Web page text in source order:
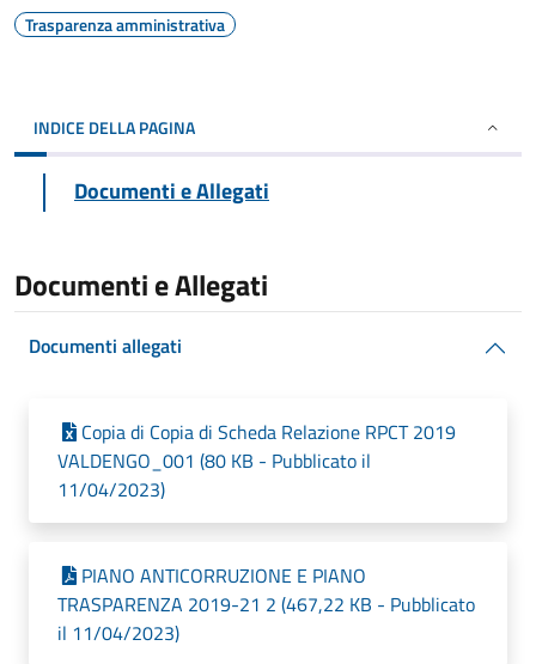
Trasparenza amministrativa
INDICE DELLA PAGINA
Documenti e Allegati
Documenti e Allegati
Documenti allegati
Copia di Copia di Scheda Relazione RPCT 2019
VALDENGO_001 (80 KB - Pubblicato il
11/04/2023)
PIANO ANTICORRUZIONE E PIANO
TRASPARENZA 2019-21 2 (467,22 KB - Pubblicato
il 11/04/2023)